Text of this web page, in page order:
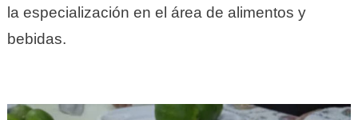
la especialización en el área de alimentos y
bebidas.